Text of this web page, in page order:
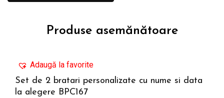
Produse asemănătoare
Adaugă la favorite
Set de 2 bratari personalizate cu nume si data
la alegere BPC167